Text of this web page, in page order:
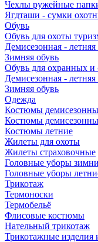
Чехлы ружейные
Ягдташи - сумки
Обувь
Обувь для охоты
Демисезонная - летняя
Зимняя обувь
Обувь для охранных и
Демисезонная - летняя
Зимняя обувь
Одежда
Костюмы
Костюмы
Костюмы летние
Жилеты для охоты
Жилеты страховочные
Головные уборы
Головные уборы
Трикотаж
Термоноски
Термобельё
Флисовые костюмы
Нательный трикотаж
Трикотажные изделия